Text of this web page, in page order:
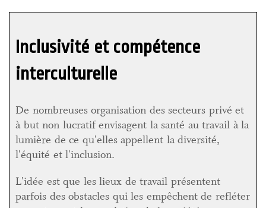
Inclusivité et compétence
interculturelle
De nombreuses organisation des secteurs privé et
à but non lucratif envisagent la santé au travail à la
lumière de ce qu'elles appellent la diversité,
l'équité et l'inclusion.
L'idée est que les lieux de travail présentent
parfois des obstacles qui les empêchent de refléter